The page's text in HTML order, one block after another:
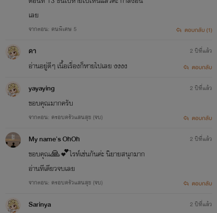
เลย
จากตอน: คนพิเศษ 5 ตอบกลับ (1)
ดา
อ่านอยู่ดีๆ เนื้อเรื่องก็หายไปเลย งงงง
2 ปีที่แล้ว
ตอบกลับ
yayaying
ขอบคุณ​มาก​ครับ​
จากตอน: ครอบครัวแสนสุข (จบ)
2 ปีที่แล้ว
ตอบกลับ
My name's OhOh
ขอบคุณ🙏💕ไรท์เช่นกันค่ะ นิยายสนุกมาก
อ่านทีเดียวจบเลย
จากตอน: ครอบครัวแสนสุข (จบ)
2 ปีที่แล้ว
ตอบกลับ
Sarinya 2 ปีที่แล้ว